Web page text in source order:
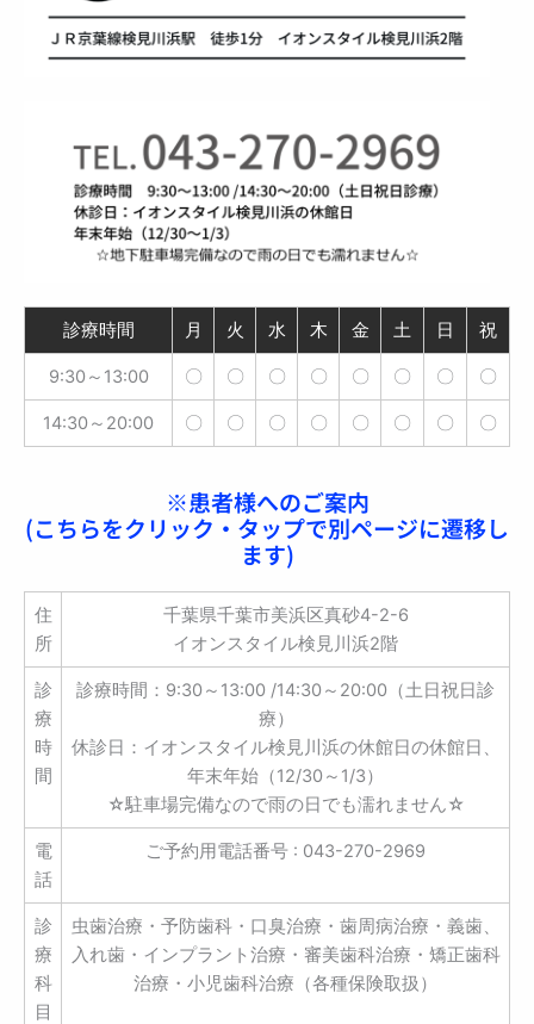
診療時間 月 火 水 木 金 土 日 祝
9:30～13:00 〇 〇 〇 〇 〇 〇 〇 〇
14:30～20:00 〇 〇 〇 〇 〇 〇 〇 〇
※患者様へのご案内
(こちらをクリック・タップで別ページに遷移し
ます)
住
所
千葉県千葉市美浜区真砂4-2-6
イオンスタイル検見川浜2階
診
療
時
間
診療時間：9:30～13:00 /14:30～20:00（土日祝日診
療）
休診日：イオンスタイル検見川浜の休館日の休館日、
年末年始（12/30～1/3）
☆駐車場完備なので雨の日でも濡れません☆
電
話
ご予約用電話番号 : 043-270-2969
診
療
科
目
虫歯治療・予防歯科・口臭治療・歯周病治療・義歯、
入れ歯・インプラント治療・審美歯科治療・矯正歯科
治療・小児歯科治療（各種保険取扱）